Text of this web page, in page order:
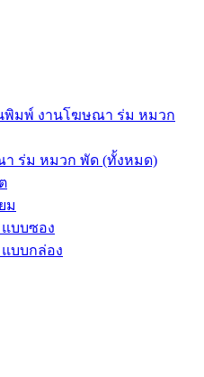
พิมพ์ งานโฆษณา ร่ม หมวก
ร่ม หมวก พัด (ทั้งหมด)
ม
บบซอง
บบกล่อง